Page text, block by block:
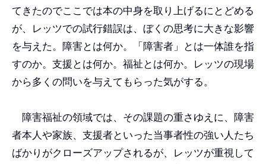
てきたのでここでは本の中身を取り上げるにとどめる
が、レッツでの試行錯誤は、ぼくの思考に大きな影響
を与えた。障害とは何か。「障害者」とは一体誰を指
すのか。支援とは何か。福祉とは何か。レッツの現場
から多くの問いを与えてもらった気がする。
障害福祉の領域では、その課題の重さゆえに、障害
者本人や家族、支援者といった当事者性の強い人たち
ばかりがクローズアップされるが、レッツが重視して